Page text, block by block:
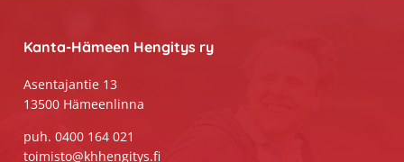
Kanta-Hämeen Hengitys ry
Asentajantie 13
13500 Hämeenlinna
puh. 0400 164 021
toimisto@khhengitys.fi